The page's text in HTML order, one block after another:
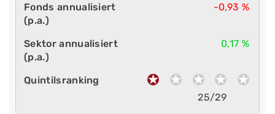
-0,93 %
0,17 %
25/29